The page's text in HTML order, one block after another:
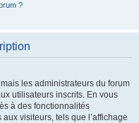
?
les administrateurs du forum
utilisateurs inscrits. En vous
à des fonctionnalités
visiteurs, tels que l’affichage